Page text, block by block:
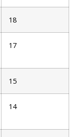
18
17
15
14